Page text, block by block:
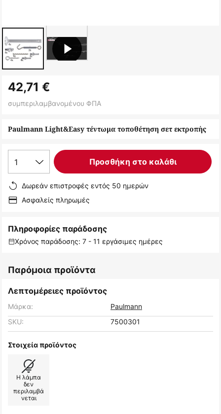
στην
αρχή
συλλογής
Paulmann Light&Easy τέντωμα τοποθέτηση σετ εκτροπής
42,71 €
συμπεριλαμβανομένου ΦΠΑ
1 Προσθήκη στο καλάθι
Δωρεάν επιστροφές εντός 50 ημερών
Ασφαλείς πληρωμές
Πληροφορίες παράδοσης
Χρόνος παράδοσης: 7 - 11 εργάσιμες ημέρες
Παρόμοια προϊόντα
Λεπτομέρειες προϊόντος
Μάρκα:
Paulmann
SKU:
7500301
Στοιχεία προϊόντος
Η λάμπα
δεν
περιλαμβά
νεται